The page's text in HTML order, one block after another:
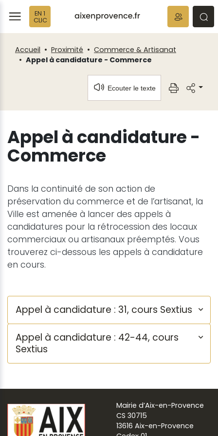
EN 1
CLIC
Accueil Proximité
Commerce & Artisanat
Appel à candidature - Commerce
Ecouter le texte
Appel à candidature -
Commerce
Dans la continuité de son action de
préservation du commerce et de l’artisanat, la
Ville est amenée à lancer des appels à
candidatures pour la rétrocession des locaux
commerciaux ou artisanaux préemptés. Vous
trouverez ci-dessous les appels à candidature
en cours.
Appel à candidature : 31, cours Sextius
Appel à candidature : 42-44, cours
Sextius
Mairie d’Aix-en-Provence
CS 30715
13616 Aix-en-Provence
Fenêtre
de
chat
Panneau de gestion des cookies